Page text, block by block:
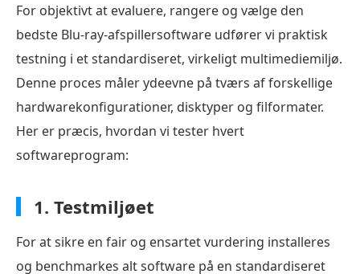
Ultra
(Bedste
Premium-
og
funktionsrige
valg)
Top
VLC
Player
For objektivt at evaluere, rangere og vælge den
bedste Blu-ray-afspillersoftware udfører vi praktisk
testning i et standardiseret, virkeligt multimediemiljø.
Denne proces måler ydeevne på tværs af forskellige
hardwarekonfigurationer, disktyper og filformater.
Her er præcis, hvordan vi tester hvert
softwareprogram:
1. Testmiljøet
For at sikre en fair og ensartet vurdering installeres
og benchmarkes alt software på en standardiseret